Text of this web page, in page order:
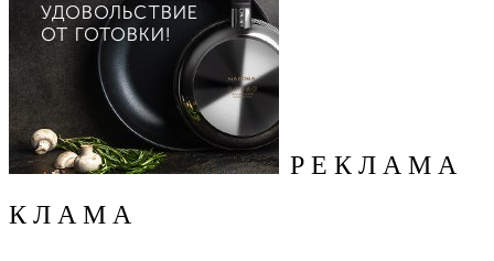
Р Е К Л А М А
К Л А М А